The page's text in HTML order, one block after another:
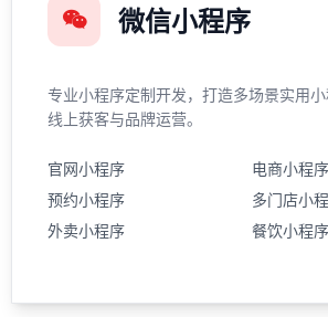
微信小程序
专业小程序定制开发，打造多场景实用
线上获客与品牌运营。
官网小程序
电商小程序
预约小程序
多门店小
外卖小程序
餐饮小程序